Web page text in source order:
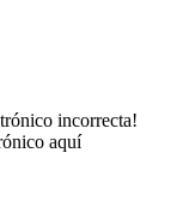
incorrecta!
aquí